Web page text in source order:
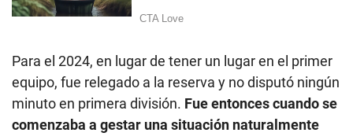
Para el 2024, en lugar de tener un lugar en el primer
equipo, fue relegado a la reserva y no disputó ningún
minuto en primera división. Fue entonces cuando se
comenzaba a gestar una situación naturalmente